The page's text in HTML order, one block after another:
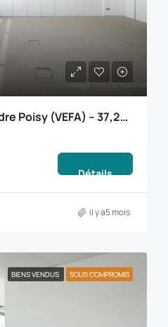
Bureaux neufs à vendre Poisy (VEFA) – 37,23 m² en RDC, fibre, PMR, stationnement, aux portes d’Annecy
Détails
il y a5 mois
BIENS VENDUS SOUS COMPROMIS